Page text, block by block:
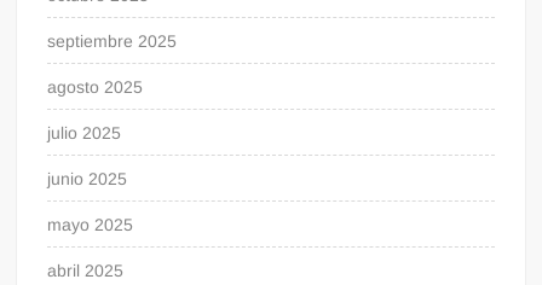
septiembre 2025
agosto 2025
julio 2025
junio 2025
mayo 2025
abril 2025